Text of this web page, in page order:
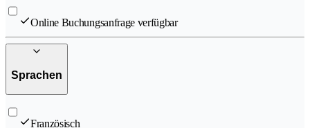
Online Buchungsanfrage verfügbar
Sprachen
Französisch